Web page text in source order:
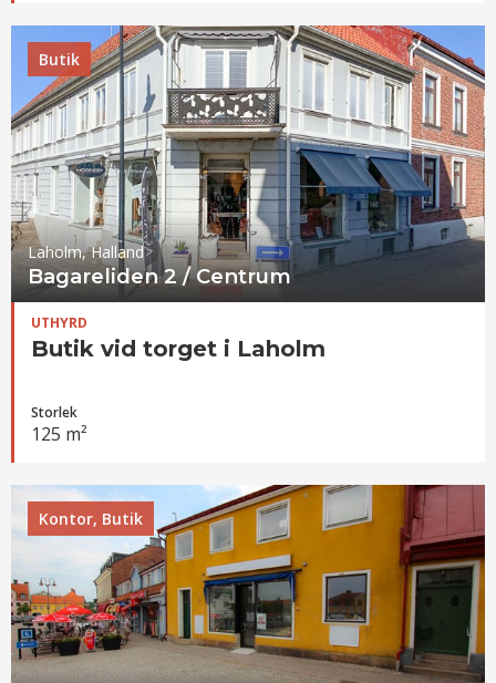
Butik
Laholm, Halland
Bagareliden 2 / Centrum
UTHYRD
Butik vid torget i Laholm
Storlek
125 m²
Kontor, Butik